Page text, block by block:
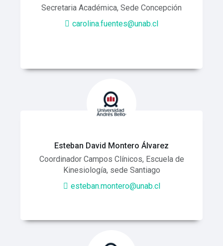
Secretaria Académica, Sede Concepción
carolina.fuentes@unab.cl
Esteban David Montero Álvarez
Coordinador Campos Clínicos, Escuela de
Kinesiología, sede Santiago
esteban.montero@unab.cl